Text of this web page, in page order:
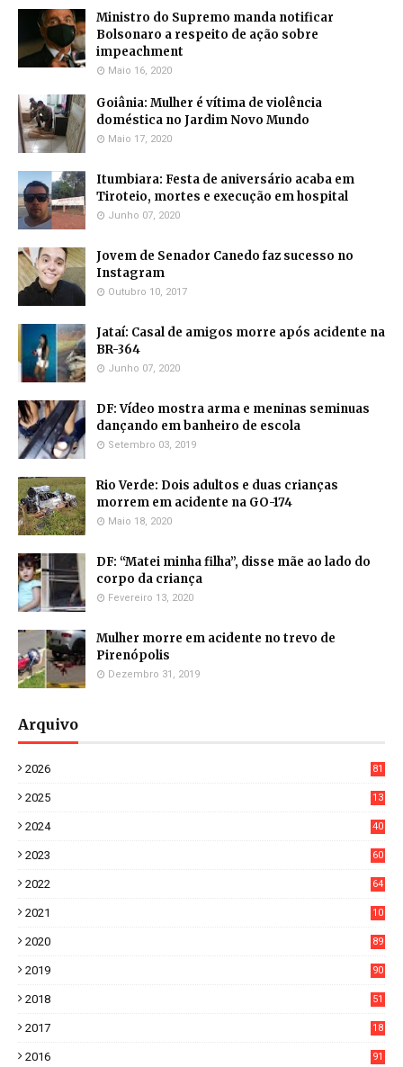
Ministro do Supremo manda notificar
Bolsonaro a respeito de ação sobre
impeachment
Maio 16, 2020
Goiânia: Mulher é vítima de violência
doméstica no Jardim Novo Mundo
Maio 17, 2020
Itumbiara: Festa de aniversário acaba em
Tiroteio, mortes e execução em hospital
Junho 07, 2020
Jovem de Senador Canedo faz sucesso no
Instagram
Outubro 10, 2017
Jataí: Casal de amigos morre após acidente na
BR-364
Junho 07, 2020
DF: Vídeo mostra arma e meninas seminuas
dançando em banheiro de escola
Setembro 03, 2019
Rio Verde: Dois adultos e duas crianças
morrem em acidente na GO-174
Maio 18, 2020
DF: “Matei minha filha”, disse mãe ao lado do
corpo da criança
Fevereiro 13, 2020
Mulher morre em acidente no trevo de
Pirenópolis
Dezembro 31, 2019
Arquivo
2026
81
2025
13
2024
40
2023
60
2022
64
2021
10
2020
89
2019
90
2018
51
2017
18
2016 91